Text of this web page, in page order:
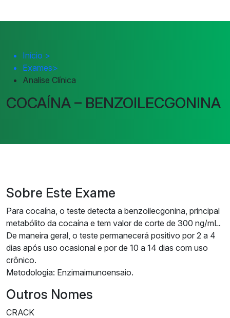
Início >
Exames>
Analise Clínica
COCAÍNA – BENZOILECGONINA
Sobre Este Exame
Para cocaína, o teste detecta a benzoilecgonina, principal
metabólito da cocaína e tem valor de corte de 300 ng/mL.
De maneira geral, o teste permanecerá positivo por 2 a 4
dias após uso ocasional e por de 10 a 14 dias com uso
crônico.
Metodologia: Enzimaimunoensaio.
Outros Nomes
CRACK